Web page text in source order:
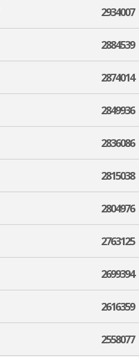
2934007
2884539
2874014
2849936
2836086
2815038
2804976
2763125
2699394
2616359
2558077